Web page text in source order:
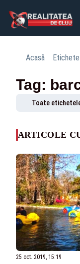
Acasă Etichete
Tag:
Toate
ARTICOLE
25 oct. 2019, 15:19